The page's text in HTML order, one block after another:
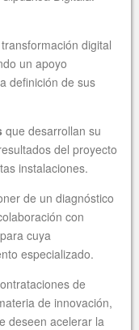
digital
un apoyo
definición de sus
que desarrollan su
del proyecto
instalaciones.
de un diagnóstico
con
cuya
especializado.
de
de innovación,
deseen acelerar la